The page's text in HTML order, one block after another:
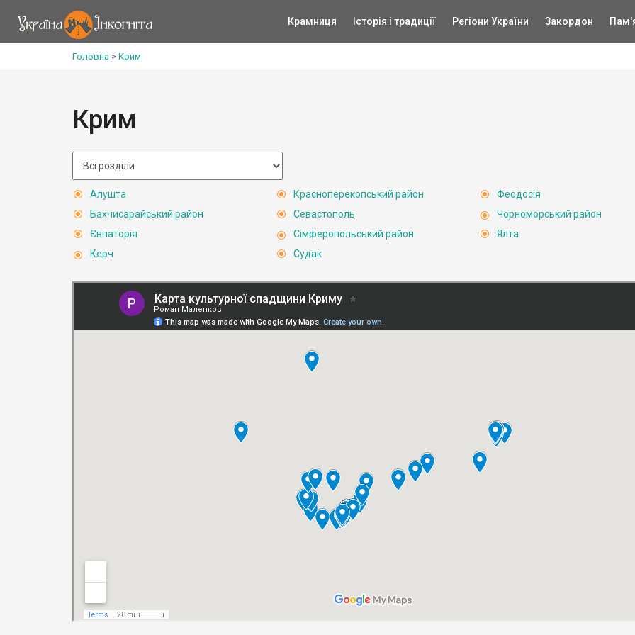
Крамниця Історія і традиції Регіони України Закордон
Головна > Крим
Крим
Алушта
Бахчисарайський район
Євпаторія
Керч
Красноперекопський район
Севастополь
Сімферопольський район
Судак
Феодосія
Чорноморський район
Ялта